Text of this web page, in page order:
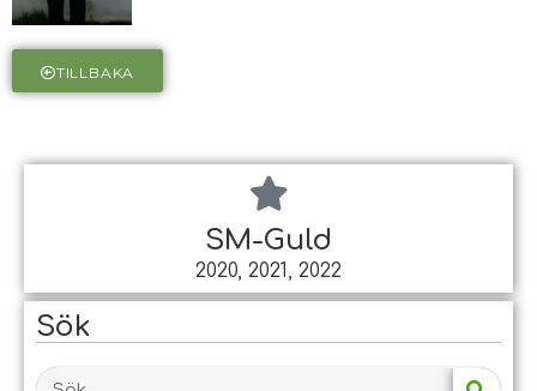
TILLBAKA
SM-Guld
2020, 2021, 2022
Sök